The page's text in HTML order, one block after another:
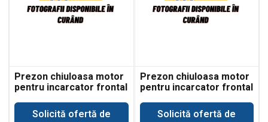
Prezon chiuloasa motor
pentru incarcator frontal
Solicită ofertă de
Prezon chiuloasa motor
pentru incarcator frontal
Solicită ofertă de